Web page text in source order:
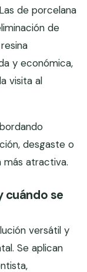
de porcelana
de
y económica,
visita al
desgaste o
más atractiva.
cuándo se
versátil y
Se aplican